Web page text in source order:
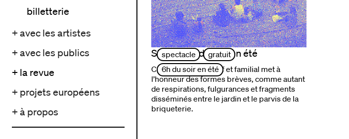
billetterie
+ avec les artistes
+ avec les publics
+ la revue
+ projets européens
+ à propos
spectacle
gratuit
6h du soir en été
Six heures du soir en été
Cet évènement festif et familial met à
l’honneur des formes brèves, comme autant
de respirations, fulgurances et fragments
disséminés entre le jardin et le parvis de la
briqueterie.